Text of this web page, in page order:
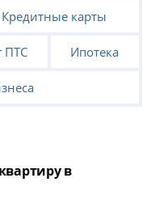
Кредитные карты
ПТС Ипотека
в